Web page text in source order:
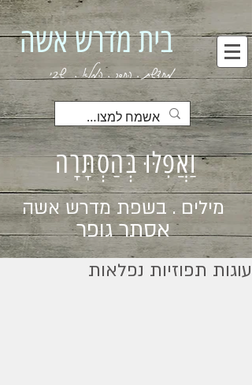
בית מדרש אשה
מחדשת . החסר . המלא . שבי
וַאֲפִלּוּ בְּהַסְתָּרָה
מילים . בשפת מדרש אשה
אסתר גופר
עוגות תפוזיות נפלאות